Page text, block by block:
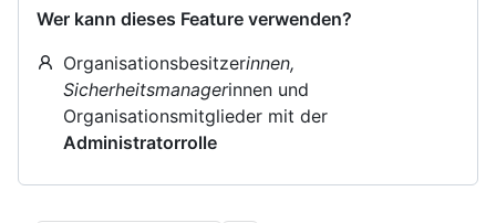
Wer kann dieses Feature verwenden?
Organisationsbesitzerinnen,
Sicherheitsmanagerinnen und
Organisationsmitglieder mit der
Administratorrolle